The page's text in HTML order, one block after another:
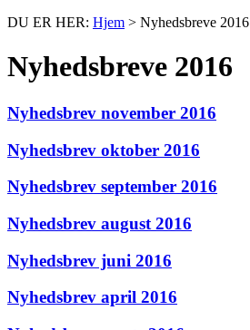
DU ER HER: Hjem > Nyhedsbreve 2016
Nyhedsbreve 2016
Nyhedsbrev november 2016
Nyhedsbrev oktober 2016
Nyhedsbrev september 2016
Nyhedsbrev august 2016
Nyhedsbrev juni 2016
Nyhedsbrev april 2016